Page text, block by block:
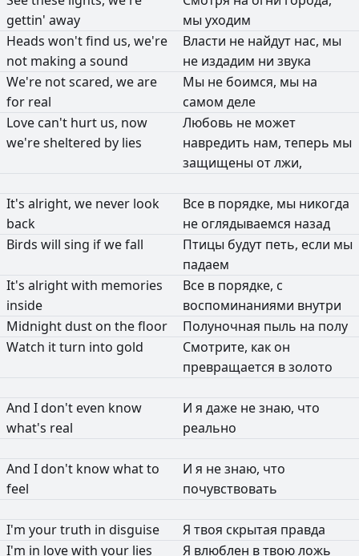
gettin' away
мы уходим
Heads won'tfind us, we're
not making a sound
Власти не найдут нас, мы
не издадим ни звука
We're notscared, weare
for real
Мы не боимся, мы на
самом деле
Love can't hurt us, now
we'resheltered by lies
Любовь не может
навредить нам, теперь мы
защищены отлжи,
It's alright, we never look
back
Все в порядке, мы никогда
не оглядываемся назад
Birds will sing ifwefall Птицы будут петь, если мы
падаем
It's alrightwith memories
inside
Все в порядке, с
воспоминаниями внутри
Midnightdust on thefloor Полуночная пыль на полу
Watch itturn into gold Смотрите, как он
превращается взолото
And Idon't even know
what's real
И я даже незнаю, что
реально
And Idon't knowwhatto
feel
И я незнаю, что
почувствовать
I'm yourtruth in disguise Я твоя скрытая правда
I'm in lovewith your lies Я влюблен втвоюложь